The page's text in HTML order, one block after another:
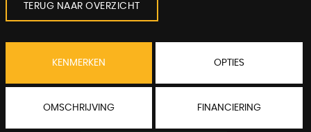
TERUG NAAR OVERZICHT
KENMERKEN OPTIES
OMSCHRIJVING FINANCIERING